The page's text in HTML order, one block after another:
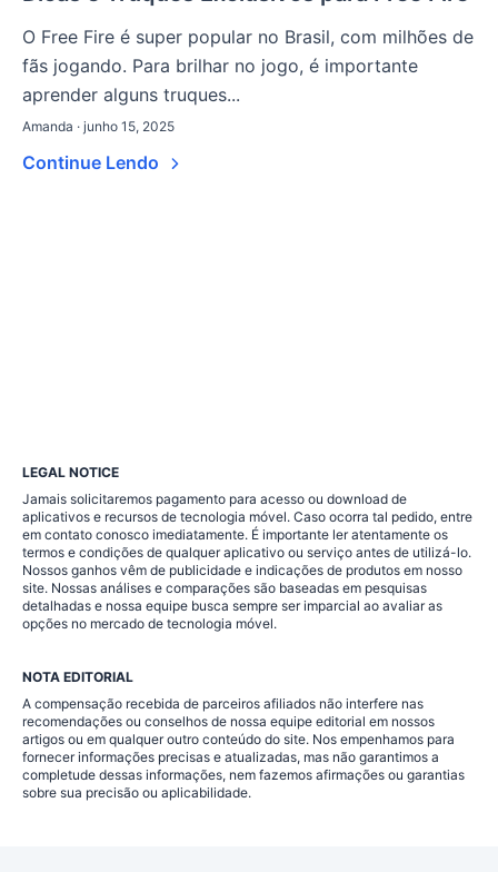
O Free Fire é super popular no Brasil, com milhões de
fãs jogando. Para brilhar no jogo, é importante
aprender alguns truques...
Amanda · junho 15, 2025
Continue Lendo
LEGAL NOTICE
Jamais solicitaremos pagamento para acesso ou download de
aplicativos e recursos de tecnologia móvel. Caso ocorra tal pedido, entre
em contato conosco imediatamente. É importante ler atentamente os
termos e condições de qualquer aplicativo ou serviço antes de utilizá-lo.
Nossos ganhos vêm de publicidade e indicações de produtos em nosso
site. Nossas análises e comparações são baseadas em pesquisas
detalhadas e nossa equipe busca sempre ser imparcial ao avaliar as
opções no mercado de tecnologia móvel.
NOTA EDITORIAL
A compensação recebida de parceiros afiliados não interfere nas
recomendações ou conselhos de nossa equipe editorial em nossos
artigos ou em qualquer outro conteúdo do site. Nos empenhamos para
fornecer informações precisas e atualizadas, mas não garantimos a
completude dessas informações, nem fazemos afirmações ou garantias
sobre sua precisão ou aplicabilidade.